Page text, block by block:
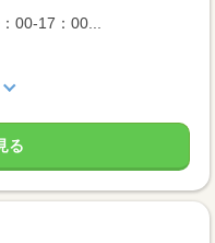
00-17：00...
る